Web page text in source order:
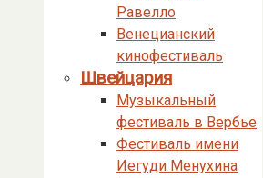
Равелло
Венецианский
кинофестиваль
Швейцария
Музыкальный
фестиваль в Вербье
Фестиваль имени
Иегуди Менухина